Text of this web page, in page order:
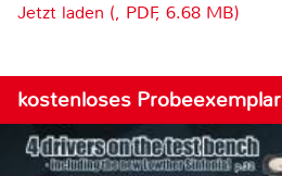
Jetzt laden (, PDF, 6.68 MB)
kostenloses Probeexemplar